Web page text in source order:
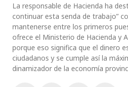
La responsable de Hacienda ha
continuar esta senda de trabajo”
mantenerse entre los primeros
ofrece el Ministerio de Hacienda y
porque eso significa que el dinero
ciudadanos y se cumple así la
dinamizador de la economía